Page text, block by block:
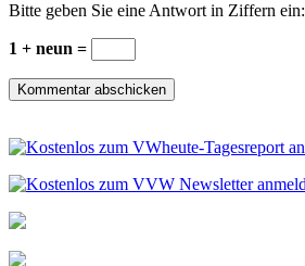
Bitte geben Sie eine Antwort in Ziffern ein:
1 + neun =